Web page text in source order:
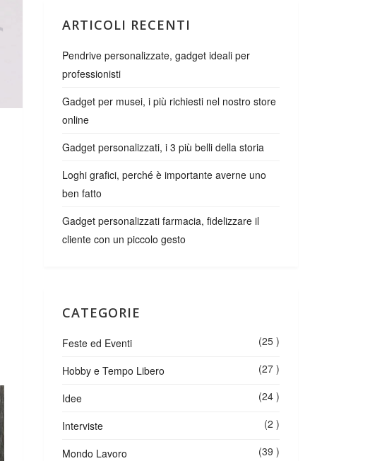
ARTICOLI RECENTI
Pendrive personalizzate, gadget ideali per
professionisti
Gadget per musei, i più richiesti nel nostro store
online
Gadget personalizzati, i 3 più belli della storia
Loghi grafici, perché è importante averne uno
ben fatto
Gadget personalizzati farmacia, fidelizzare il
cliente con un piccolo gesto
CATEGORIE
Feste ed Eventi (25 )
Hobby e Tempo Libero (27 )
Idee (24 )
Interviste (2 )
Mondo Lavoro (39 )